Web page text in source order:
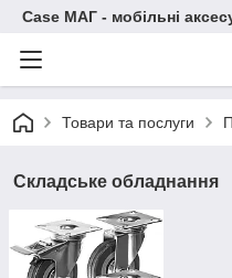
Case МАГ - мобільні
Товари та послуги
Складське обладнання